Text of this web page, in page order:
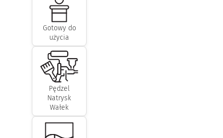
Gotowy do
użycia
Pędzel
Natrysk
Wałek